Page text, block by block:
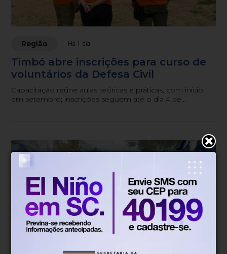
Região Há 1 dia
Timbó abre inscrições para curso de
voluntários da Defesa Civil
Capacitação reúne aulas teóricas e práticas, com início
em setembro; inscrições seguem até o dia 4 de